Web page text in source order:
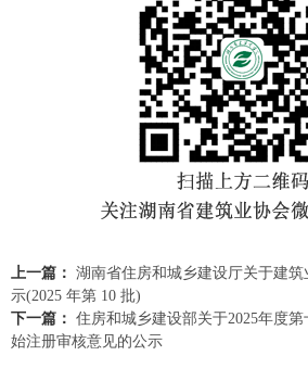
上一篇： 湖南省住房和城乡建设厅关于建
示(2025 年第 10 批)
下一篇： 住房和城乡建设部关于2025年度
始注册审核意见的公示